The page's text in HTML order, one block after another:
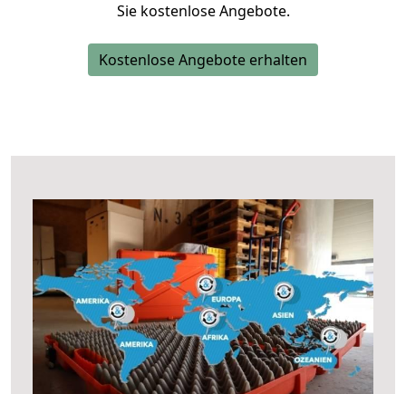
Sie kostenlose Angebote.
Kostenlose Angebote erhalten